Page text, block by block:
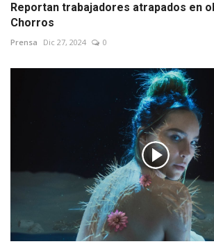
Reportan trabajadores atrapados en
Chorros
Prensa Dic 27, 2024 0